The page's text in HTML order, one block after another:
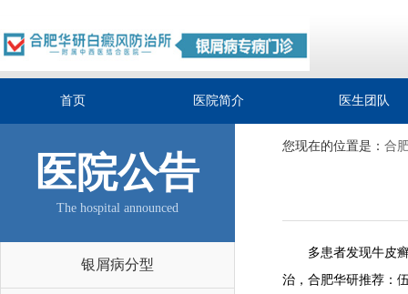
首页 医院简介 医生团队
医院公告
The hospital announced
银屑病分型
您现在的位置是： 合
多患者发现牛皮癣
治，合肥华研推荐：